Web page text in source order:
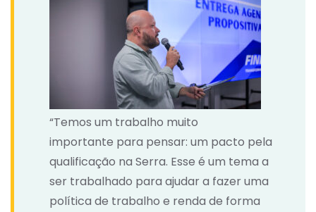
“Temos um trabalho muito
importante para pensar: um pacto pela
qualificação na Serra. Esse é um tema a
ser trabalhado para ajudar a fazer uma
política de trabalho e renda de forma